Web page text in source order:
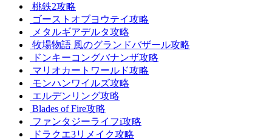
桃鉄2攻略
ゴーストオブヨウテイ攻略
メタルギアデルタ攻略
牧場物語 風のグランドバザール攻略
ドンキーコングバナンザ攻略
マリオカートワールド攻略
モンハンワイルズ攻略
エルデンリング攻略
Blades of Fire攻略
ファンタジーライフi攻略
ドラクエ3リメイク攻略